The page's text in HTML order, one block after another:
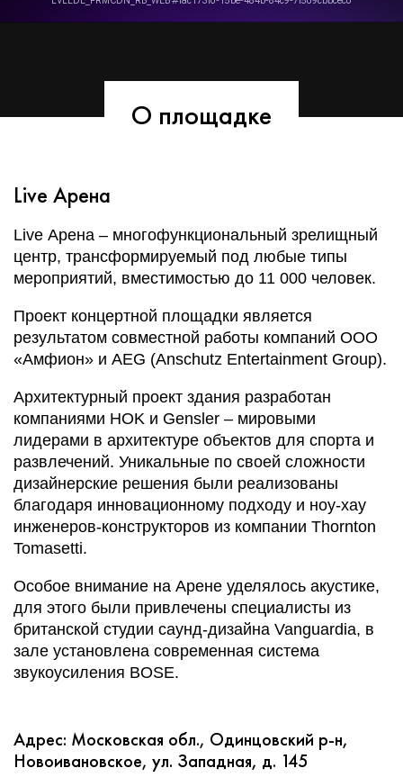
О площадке
Live Арена
Live Арена – многофункциональный зрелищный
центр, трансформируемый под любые типы
мероприятий, вместимостью до 11 000 человек.
Проект концертной площадки является
результатом совместной работы компаний ООО
«Амфион» и AEG (Anschutz Entertainment Group).
Архитектурный проект здания разработан
компаниями HOK и Gеnsler – мировыми
лидерами в архитектуре объектов для спорта и
развлечений. Уникальные по своей сложности
дизайнерские решения были реализованы
благодаря инновационному подходу и ноу-хау
инженеров-конструкторов из компании Тhornton
Tomasetti.
Особое внимание на Арене уделялось акустике,
для этого были привлечены специалисты из
британской студии саунд-дизайна Vanguardia, в
зале установлена современная система
звукоусиления BOSE.
Адрес: Московская обл., Одинцовский р-н,
Новоивановское, ул. Западная, д. 145